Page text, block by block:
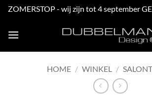
ZOMERSTOP - wij zijn tot 4 september
HOME / WINKEL /